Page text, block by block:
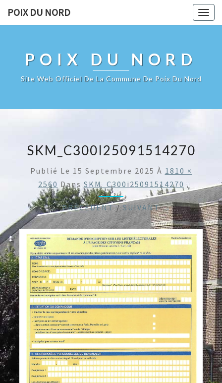
POIX DU NORD
POIX DU NORD
Site Web Officiel De La Commune De Poix Du Nord
SKM_C300I25091514270
Publié Le 15 Septembre 2025 À 1810 ×
2560 Dans SKM_C300i25091514270
← PRÉCÉDENT/SUIVANT →